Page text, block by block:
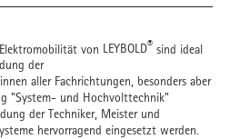
von LEYBOLD® sind ideal
der
aller Fachrichtungen, besonders aber
"System- und Hochvolttechnik"
der Techniker, Meister und
hervorragend eingesetzt werden.